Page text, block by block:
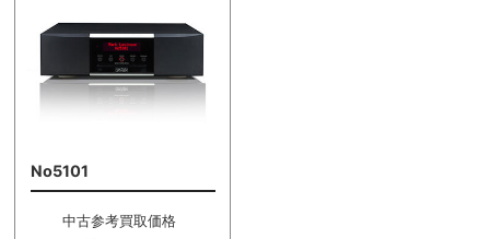
No5101
中古参考買取価格